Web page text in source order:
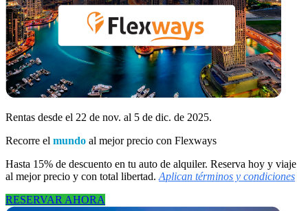
Rentas desde el 22 de nov. al 5 de dic. de 2025.
Recorre el mundo al mejor precio con Flexways
Hasta 15% de descuento en tu auto de alquiler. Reserva hoy y viaje
al mejor precio y con total libertad.Aplican términos y condiciones
RESERVAR AHORA